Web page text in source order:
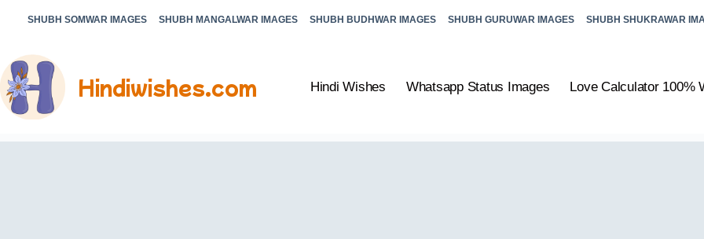
SHUBH SOMWAR IMAGES SHUBH MANGALWAR IMAGES SHUBH BUDHWAR IMAGES SHUBH GURUWAR IMAGES SHUBH SHUKRAWAR
Hindiwishes.com Hindi Wishes Whatsapp Status Images Love Calculator 100%